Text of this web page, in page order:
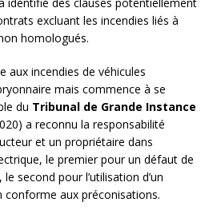
excluant les incendies liés à
homologués.
aux incendies de véhicules
mais commence à se
du Tribunal de Grande Instance
a reconnu la responsabilité
et un propriétaire dans
le premier pour un défaut de
second pour l’utilisation d’un
conforme aux préconisations.